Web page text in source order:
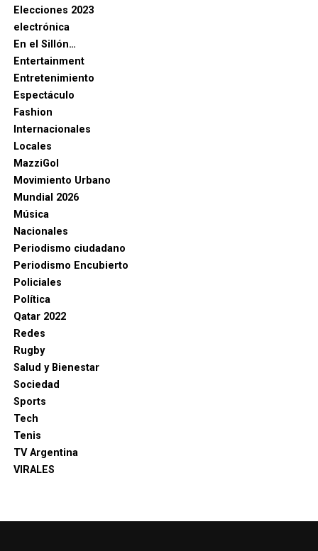
Elecciones 2023
electrónica
En el Sillón…
Entertainment
Entretenimiento
Espectáculo
Fashion
Internacionales
Locales
MazziGol
Movimiento Urbano
Mundial 2026
Música
Nacionales
Periodismo ciudadano
Periodismo Encubierto
Policiales
Política
Qatar 2022
Redes
Rugby
Salud y Bienestar
Sociedad
Sports
Tech
Tenis
TV Argentina
VIRALES